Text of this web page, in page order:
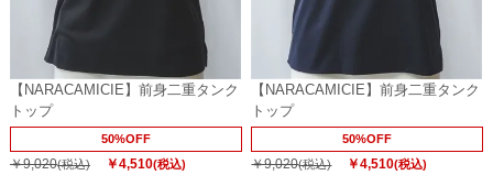
【NARACAMICIE】前身二重タンク
トップ
50%OFF
￥9,020(税込) ￥4,510(税込)
【NARACAMICIE】前身二重タンク
トップ
50%OFF
￥9,020(税込) ￥4,510(税込)